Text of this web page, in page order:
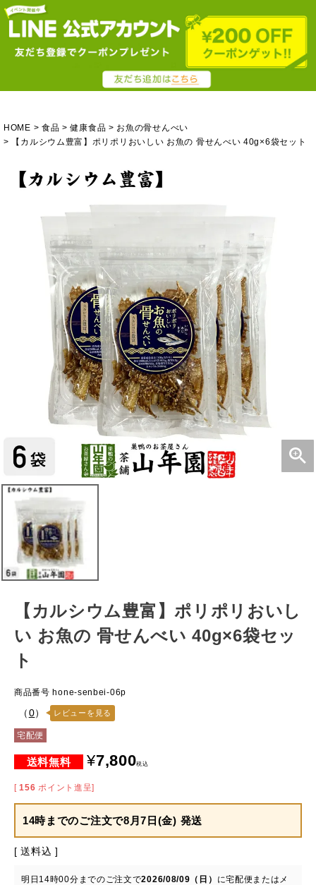
HOME 食品 健康食品
お魚の骨せんべい
【カルシウム豊富】ポリポリおいしい お魚の 骨せんべい 40g×6袋セット
【カルシウム豊富】ポリポリおいし
い お魚の 骨せんべい 40g×6袋セッ
ト
商品番号 hone-senbei-06p
（0） レビューを見る
宅配便
¥7,800税込
[ 156 ポイント進呈]
14時までのご注文で8月7日(金) 発送
送料込
明日 14時00分 までのご注文で2026/08/09（日） に宅配便またはメ